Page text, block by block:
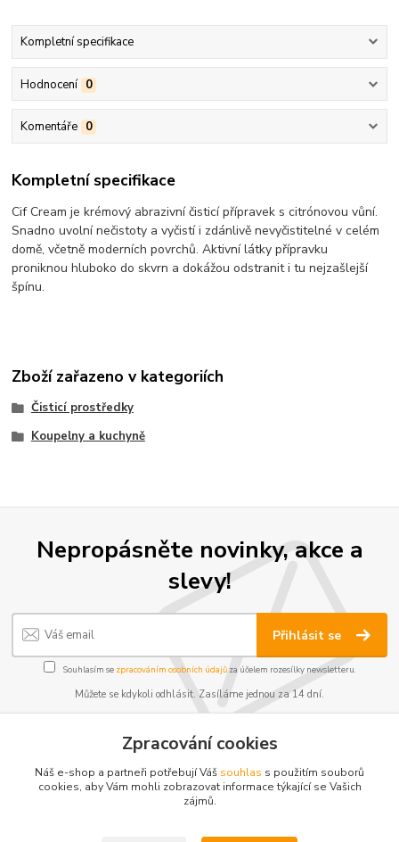
Kompletní specifikace
Hodnocení 0
Komentáře 0
Kompletní specifikace
Cif Cream je krémový abrazivní čisticí přípravek s citrónovou vůní.
Snadno uvolní nečistoty a vyčistí i zdánlivě nevyčistitelné v celém
domě, včetně moderních povrchů. Aktivní látky přípravku
proniknou hluboko do skvrn a dokážou odstranit i tu nejzašlejší
špínu.
Zboží zařazeno v kategoriích
Čisticí prostředky
Koupelny a kuchyně
Nepropásněte novinky, akce a
slevy!
Přihlásit se
Souhlasím se zpracováním osobních údajůza účelem rozesílky newsletteru.
Můžete se kdykoli odhlásit. Zasíláme jednou za 14 dní.
Zpracování cookies
Náš e-shop a partneři potřebují Váš souhlas s použitím souborů
cookies, aby Vám mohli zobrazovat informace týkající se Vašich
zájmů.